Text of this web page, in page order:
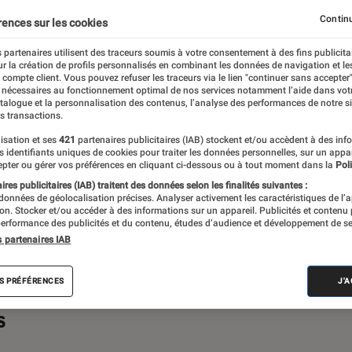
iPad Ordinateurs
Périphériques, accessoires et composants Stockage
de recommandations pour vos achats
un technophile averti ou un béotien en la
porte, celle de la rubrique
sur les cookies
partenaires utilisent des traceurs soumis à votre consentement à des fins
la création de profils personnalisés en combinant les données de navigation et
compte client. Vous pouvez refuser les traceurs via le lien "continuer sans
au fonctionnement optimal de nos services notamment l’aide dans
et la personnalisation des contenus, l’analyse des performances de notre
transactions.
et ses 421 partenaires publicitaires (IAB) stockent et/ou accèdent à des
identifiants uniques de cookies pour traiter les données personnelles, sur un
ou gérer vos préférences en cliquant ci-dessous ou à tout moment dans la
publicitaires (IAB) traitent des données selon les finalités suivantes :
de géolocalisation précises. Analyser activement les caractéristiques de
Stocker et/ou accéder à des informations sur un appareil. Publicités et contenu
des publicités et du contenu, études d’audience et développement de
partenaires IAB
PRÉFÉRENCES